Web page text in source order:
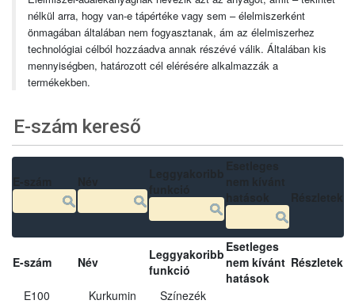
nélkül arra, hogy van-e tápértéke vagy sem – élelmiszerként
önmagában általában nem fogyasztanak, ám az élelmiszerhez
technológiai célból hozzáadva annak részévé válik. Általában kis
mennyiségben, határozott cél elérésére alkalmazzák a
termékekben.
E-szám kereső
E-szám Név
Leggyakoribb
funkció
Esetleges
nem kívánt
hatások
Részletek
E100 Kurkumin Színezék